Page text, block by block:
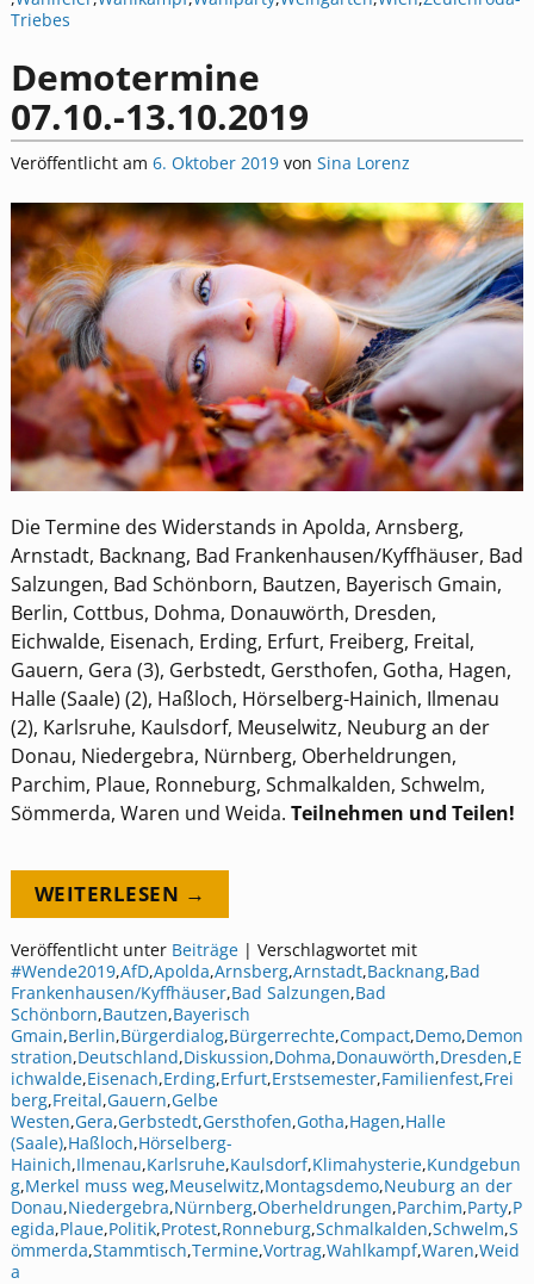
Triebes
Demotermine
07.10.-13.10.2019
Veröffentlicht am 6. Oktober 2019 von Sina Lorenz
Die Termine des Widerstands in Apolda, Arnsberg,
Arnstadt, Backnang, Bad Frankenhausen/Kyffhäuser, Bad
Salzungen, Bad Schönborn, Bautzen, Bayerisch Gmain,
Berlin, Cottbus, Dohma, Donauwörth, Dresden,
Eichwalde, Eisenach, Erding, Erfurt, Freiberg, Freital,
Gauern, Gera (3), Gerbstedt, Gersthofen, Gotha, Hagen,
Halle (Saale) (2), Haßloch, Hörselberg-Hainich, Ilmenau
(2), Karlsruhe, Kaulsdorf, Meuselwitz, Neuburg an der
Donau, Niedergebra, Nürnberg, Oberheldrungen,
Parchim, Plaue, Ronneburg, Schmalkalden, Schwelm,
Sömmerda, Waren und Weida. Teilnehmen und Teilen!
WEITERLESEN →
Veröffentlicht unter Beiträge| Verschlagwortet mit
#Wende2019,AfD,Apolda,Arnsberg,Arnstadt,Backnang,Bad
Frankenhausen/Kyffhäuser,Bad Salzungen,Bad
Schönborn,Bautzen,Bayerisch
Gmain,Berlin,Bürgerdialog,Bürgerrechte,Compact,Demo,Demon
stration,Deutschland,Diskussion,Dohma,Donauwörth,Dresden,E
ichwalde,Eisenach,Erding,Erfurt,Erstsemester,Familienfest,Frei
berg,Freital,Gauern,Gelbe
Westen,Gera,Gerbstedt,Gersthofen,Gotha,Hagen,Halle
(Saale),Haßloch,Hörselberg-
Hainich,Ilmenau,Karlsruhe,Kaulsdorf,Klimahysterie,Kundgebun
g,Merkel muss weg,Meuselwitz,Montagsdemo,Neuburg an der
Donau,Niedergebra,Nürnberg,Oberheldrungen,Parchim,Party,P
egida,Plaue,Politik,Protest,Ronneburg,Schmalkalden,Schwelm,S
ömmerda,Stammtisch,Termine,Vortrag,Wahlkampf,Waren,Weid
a